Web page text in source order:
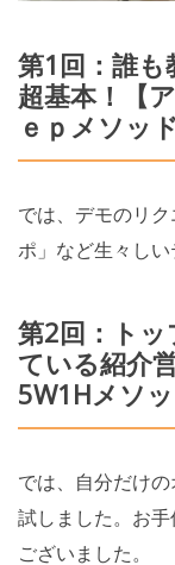
第1回：誰
超基本！【
ｅｐメソッド
では、デモのリ
ポ」など生々しい
第2回：ト
ている紹介
5W1Hメソ
では、自分だけ
試しました。お
ございました。